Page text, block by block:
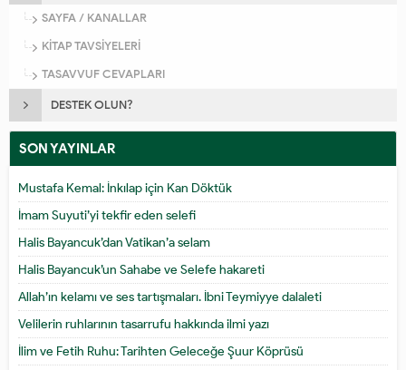
SAYFA / KANALLAR
KİTAP TAVSİYELERİ
TASAVVUF CEVAPLARI
DESTEK OLUN?
SON YAYINLAR
Mustafa Kemal: İnkılap için Kan Döktük
İmam Suyuti’yi tekfir eden selefi
Halis Bayancuk’dan Vatikan’a selam
Halis Bayancuk’un Sahabe ve Selefe hakareti
Allah’ın kelamı ve ses tartışmaları. İbni Teymiyye dalaleti
Velilerin ruhlarının tasarrufu hakkında ilmi yazı
İlim ve Fetih Ruhu: Tarihten Geleceğe Şuur Köprüsü